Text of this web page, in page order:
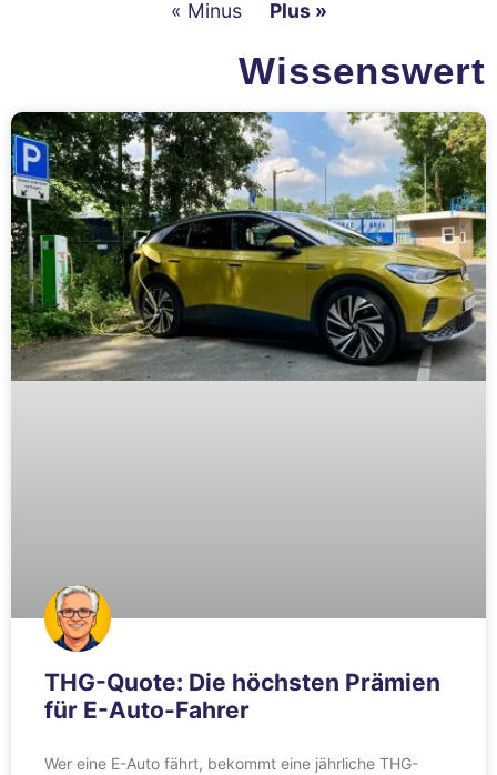
« Minus Plus »
Wissenswert
THG-Quote: Die höchsten Prämien
für E-Auto-Fahrer
Wer eine E-Auto fährt, bekommt eine jährliche THG-